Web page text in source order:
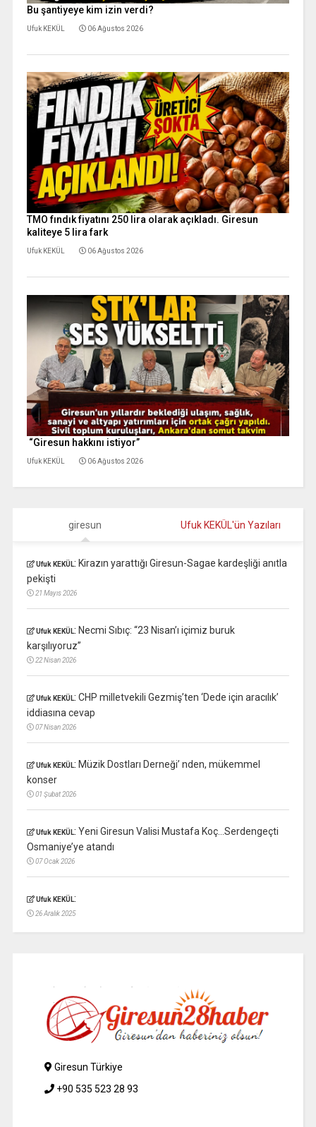
Bu şantiyeye kim izin verdi?
Ufuk KEKÜL 06 Ağustos 2026
TMO fındık fiyatını 250 lira olarak açıkladı. Giresun
kaliteye 5 lira fark
Ufuk KEKÜL 06 Ağustos 2026
“Giresun hakkını istiyor”
Ufuk KEKÜL 06 Ağustos 2026
giresun Ufuk KEKÜL'ün Yazıları
Ufuk KEKÜL: Kirazın yarattığı Giresun-Sagae kardeşliği anıtla
pekişti
21 Mayıs 2026
Ufuk KEKÜL: Necmi Sıbıç: “23 Nisan’ı içimiz buruk
karşılıyoruz”
22 Nisan 2026
Ufuk KEKÜL: CHP milletvekili Gezmiş’ten ‘Dede için aracılık’
iddiasına cevap
07 Nisan 2026
Ufuk KEKÜL: Müzik Dostları Derneği’ nden, mükemmel
konser
01 Şubat 2026
Ufuk KEKÜL: Yeni Giresun Valisi Mustafa Koç…Serdengeçti
Osmaniye’ye atandı
07 Ocak 2026
Ufuk KEKÜL:
26 Aralık 2025
Giresun Türkiye
+90 535 523 28 93